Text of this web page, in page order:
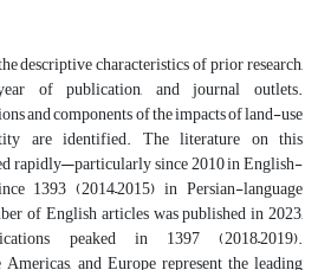
descriptive characteristics of prior research,
of publication, and journal outlets.
and components of the impacts of land-use
are identified. The literature on this
rapidly—particularly since 2010 in English-
1393 (2014–2015) in Persian-language
of English articles was published in 2023,
peaked in 1397 (2018–2019).